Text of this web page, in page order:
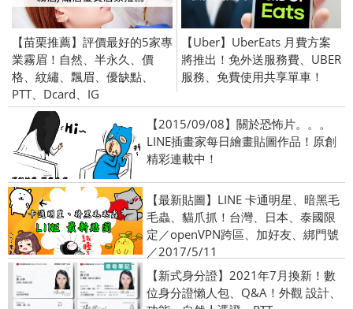
【苗栗推薦】評價最好的5家專
業霧眉！自然、半永久、價
格、紋繡、飄眉、優缺點、
PTT、Dcard、IG
【Uber】UberEats 月費方案
將推出！免外送服務費、UBER
服務、免費使用共享單車！
【2015/09/08】關於恐怖片。。。
LINE插畫家每日繪畫貼圖作品！原創
精彩連載中！
【最新貼圖】LINE 卡通明星、暗黑毛
毛蟲、貓爪抓！台灣、日本、泰國限
定／openVPN跨區、加好友、綁門號
／2017/5/11
【新式身分證】2021年7月換新！數
位身分證懶人包、Q&A！外觀 設計、